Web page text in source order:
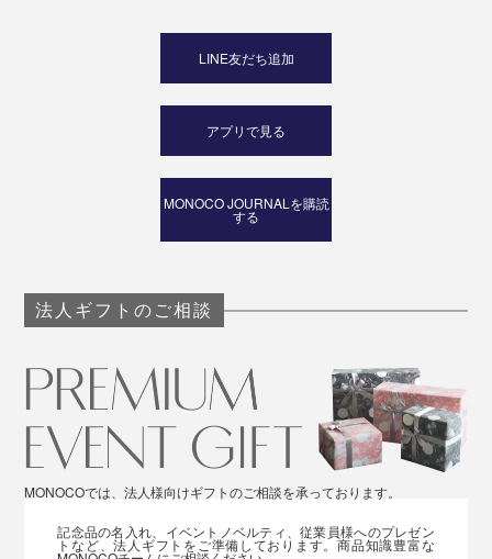
LINE友だち追加
アプリで見る
MONOCO JOURNALを購読
する
法人ギフトのご相談
MONOCOでは、法人様向けギフトのご相談を承っております。
記念品の名入れ、イベントノベルティ、従業員様へのプレゼン
トなど、法人ギフトをご準備しております。商品知識豊富な